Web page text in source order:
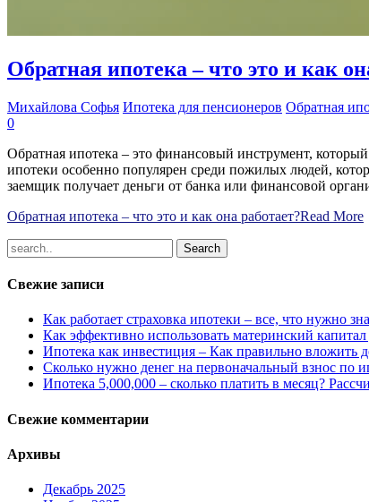
Обратная ипотека – что это и как
Михайлова Софья Ипотека для пенсионеров Обратная
0
Обратная ипотека – это финансовый инструмент,
ипотеки особенно популярен среди пожилых людей,
заемщик получает деньги от банка или финансовой
Обратная ипотека – что это и как она работает?Read More
Свежие записи
Как работает страховка ипотеки – все, что нужно
Как эффективно использовать материнский
Ипотека как инвестиция – Как правильно вложить
Сколько нужно денег на первоначальный взнос по
Ипотека 5,000,000 – сколько платить в месяц?
Свежие комментарии
Архивы
Декабрь 2025